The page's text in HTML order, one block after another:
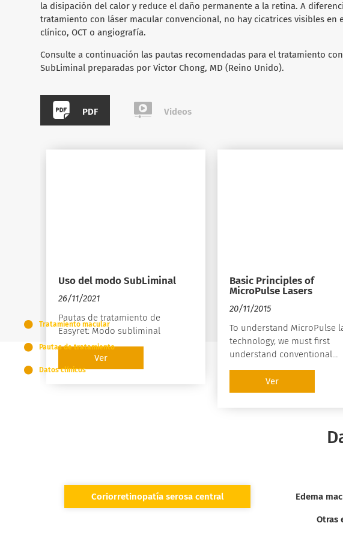
la disipación del calor y reduce el daño permanente a la retina. A
tratamiento con láser macular convencional, no hay cicatrices visibles en
clínico, OCT o angiografía.
Consulte a continuación las pautas recomendadas para el tratamiento
SubLiminal preparadas por Victor Chong, MD (Reino Unido).
PDF Videos
Uso del modo SubLiminal
26/11/2021
Pautas de tratamiento de
Easyret: Modo subliminal
Ver
Basic Principles of
MicroPulse Lasers
20/11/2015
To understand MicroPulse
technology, we must first
understand conventional
photocoagulation. In the
the laser beam is constantly
and its energy is absorbed
Ver
Coriorretinopatía serosa central Edema
Otras
Tratamiento macular
Pautas de tratamiento
Datos clínicos